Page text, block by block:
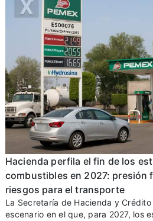
Hacienda perfila el fin de los
combustibles en 2027: presión
riesgos para el transporte
La Secretaría de Hacienda y
escenario en el que, para 2027, los